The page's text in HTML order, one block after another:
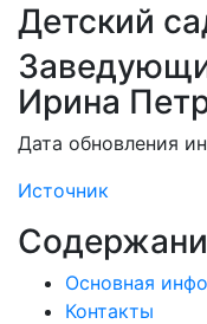
Детский
Ирина
Дата обновления
Источник
Основная
Контакты